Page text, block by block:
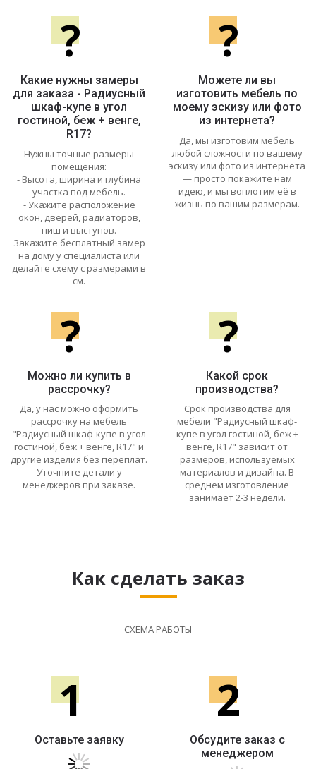
?
Какие нужны замеры
для заказа - Радиусный
шкаф-купе в угол
гостиной, беж + венге,
R17?
Нужны точные размеры
помещения:
- Высота, ширина и глубина
участка под мебель.
- Укажите расположение
окон, дверей, радиаторов,
ниш и выступов.
Закажите бесплатный замер
на дому у специалиста или
делайте схему с размерами в
см.
?
Можете ли вы
изготовить мебель по
моему эскизу или фото
из интернета?
Да, мы изготовим мебель
любой сложности по вашему
эскизу или фото из интернета
— просто покажите нам
идею, и мы воплотим её в
жизнь по вашим размерам.
?
Можно ли купить в
рассрочку?
Да, у нас можно оформить
рассрочку на мебель
"Радиусный шкаф-купе в угол
гостиной, беж + венге, R17" и
другие изделия без переплат.
Уточните детали у
менеджеров при заказе.
?
Какой срок
производства?
Срок производства для
мебели "Радиусный шкаф-
купе в угол гостиной, беж +
венге, R17" зависит от
размеров, используемых
материалов и дизайна. В
среднем изготовление
занимает 2-3 недели.
Как сделать заказ
СХЕМА РАБОТЫ
1
Оставьте заявку
2
Обсудите заказ с
менеджером